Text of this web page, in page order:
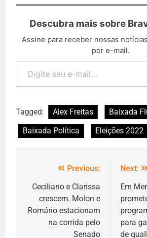
Descubra mais sobre
Assine para receber nossas
por e-mail.
Tagged: Alex Freitas
Baixada
Baixada Política
Eleições 2022
Previous:
Ceciliano e Clarissa
crescem. Molon e
Romário estacionam
na corrida pelo
Senado
Next:
Em
para
de